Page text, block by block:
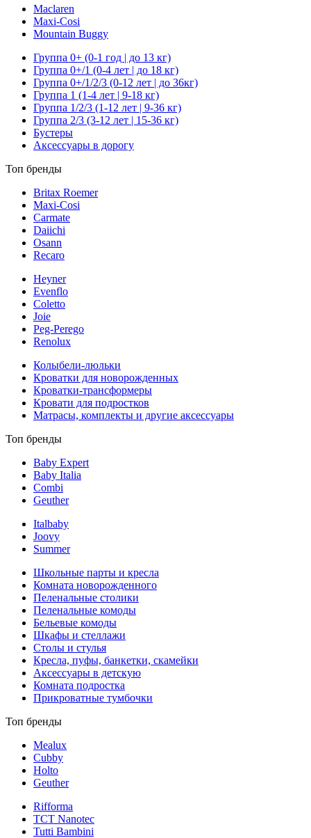
Maclaren
Maxi-Cosi
Mountain Buggy
Группа 0+ (0-1 год | до 13 кг)
Группа 0+/1 (0-4 лет | до 18 кг)
Группа 0+/1/2/3 (0-12 лет | до 36кг)
Группа 1 (1-4 лет | 9-18 кг)
Группа 1/2/3 (1-12 лет | 9-36 кг)
Группа 2/3 (3-12 лет | 15-36 кг)
Бустеры
Аксессуары в дорогу
Топ бренды
Britax Roemer
Maxi-Cosi
Carmate
Daiichi
Osann
Recaro
Heyner
Evenflo
Coletto
Joie
Peg-Perego
Renolux
Колыбели-люльки
Кроватки для новорожденных
Кроватки-трансформеры
Кровати для подростков
Матрасы, комплекты и другие аксессуары
Топ бренды
Baby Expert
Baby Italia
Combi
Geuther
Italbaby
Joovy
Summer
Школьные парты и кресла
Комната новорожденного
Пеленальные столики
Пеленальные комоды
Бельевые комоды
Шкафы и стеллажи
Столы и стулья
Кресла, пуфы, банкетки, скамейки
Аксессуары в детскую
Комната подростка
Прикроватные тумбочки
Топ бренды
Mealux
Cubby
Holto
Geuther
Rifforma
TCT Nanotec
Tutti Bambini